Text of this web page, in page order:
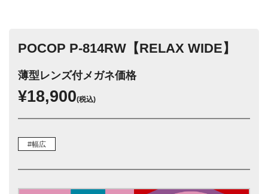
POCOP P-814RW【RELAX WIDE】
薄型レンズ付メガネ価格
¥18,900(税込)
#幅広